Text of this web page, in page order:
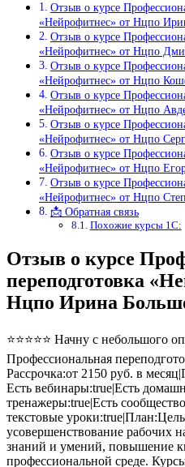
Отзыв о курсе
«Нейрофитнес» от Нцпо
Отзыв о курсе
«Нейрофитнес» от Нцпо
Отзыв о курсе
«Нейрофитнес» от Нцпо
Отзыв о курсе
«Нейрофитнес» от Нцпо
Отзыв о курсе
«Нейрофитнес» от Нцпо
Отзыв о курсе
«Нейрофитнес» от Нцпо
Отзыв о курсе
«Нейрофитнес» от Нцпо
📩 Обратная связь
Похожие курсы 1С:
Отзыв о курсе
переподготовка
Нцпо Ирина
⭐⭐⭐⭐⭐ Начну с небольшого
Профессиональная
Рассрочка:от 2150 руб. в
Есть вебинары:true|Есть
тренажеры:true|Есть
текстовые
усовершенствование рабочих
знаний и умений, повышение
профессиональной среде.